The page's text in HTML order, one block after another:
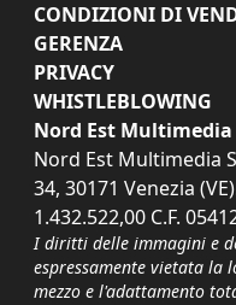
CONDIZIONI DI
GERENZA
PRIVACY
WHISTLEBLOWING
Nord Est Multimedia
Nord Est Multimedia
34, 30171 Venezia
1.432.522,00 C.F.
I diritti delle immagini e
espressamente vietata la
mezzo e l'adattamento